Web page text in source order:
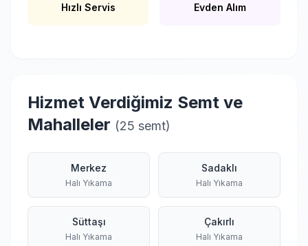
Hızlı Servis Evden Alım
Hizmet Verdiğimiz Semt ve
Mahalleler (25 semt)
Merkez
Halı Yıkama
Sadaklı
Halı Yıkama
Süttaşı
Halı Yıkama
Çakırlı
Halı Yıkama